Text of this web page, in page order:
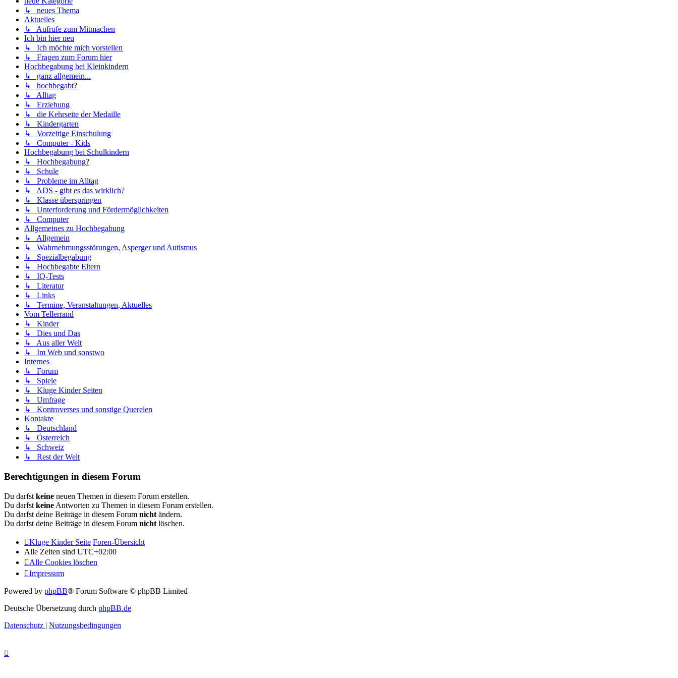
↳ neues Thema
Aktuelles
↳ Aufrufe zum Mitmachen
Ich bin hier neu
↳ Ich möchte mich vorstellen
↳ Fragen zum Forum hier
Hochbegabung bei Kleinkindern
↳ ganz allgemein...
↳ hochbegabt?
↳ Alltag
↳ Erziehung
↳ die Kehrseite der Medaille
↳ Kindergarten
↳ Vorzeitige Einschulung
↳ Computer - Kids
Hochbegabung bei Schulkindern
↳ Hochbegabung?
↳ Schule
↳ Probleme im Alltag
↳ ADS - gibt es das wirklich?
↳ Klasse überspringen
↳ Unterforderung und Fördermöglichkeiten
↳ Computer
Allgemeines zu Hochbegabung
↳ Allgemein
↳ Wahrnehmungsstörungen, Asperger und Autismus
↳ Spezialbegabung
↳ Hochbegabte Eltern
↳ IQ-Tests
↳ Literatur
↳ Links
↳ Termine, Veranstaltungen, Aktuelles
Vom Tellerrand
↳ Kinder
↳ Dies und Das
↳ Aus aller Welt
↳ Im Web und sonstwo
Internes
↳ Forum
↳ Spiele
↳ Kluge Kinder Seiten
↳ Umfrage
↳ Kontroverses und sonstige Querelen
Kontakte
↳ Deutschland
↳ Österreich
↳ Schweiz
↳ Rest der Welt
Berechtigungen in diesem Forum
Du darfst keine neuen Themen in diesem Forum erstellen.
Du darfst keine Antworten zu Themen in diesem Forum erstellen.
Du darfst deine Beiträge in diesem Forum nicht ändern.
Du darfst deine Beiträge in diesem Forum nicht löschen.
Kluge Kinder Seite Foren-Übersicht
Alle Zeiten sind UTC+02:00
Alle Cookies löschen
Impressum
Powered by phpBB® Forum Software © phpBB Limited
Deutsche Übersetzung durch phpBB.de
Datenschutz | Nutzungsbedingungen